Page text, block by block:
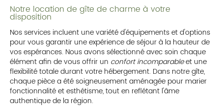
Notre location de gîte de charme à votre
disposition
Nos services incluent une variété d'équipements et d'options
pour vous garantir une expérience de séjour à la hauteur de
vos espérances. Nous avons sélectionné avec soin chaque
élément afin de vous offrir un confort incomparableet une
flexibilité totale durant votre hébergement. Dans notre gîte,
chaque pièce a été soigneusement aménagée pour marier
fonctionnalité et esthétisme, tout en reflétant l'âme
authentique de la région.